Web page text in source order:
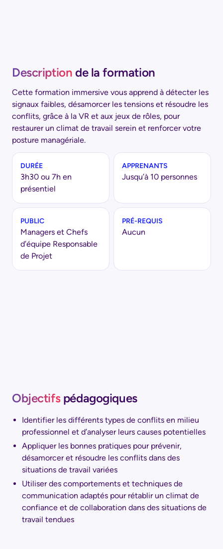
Description de la formation
Cette formation immersive vous apprend à détecter les
signaux faibles, désamorcer les tensions et résoudre les
conflits, grâce à la VR et aux jeux de rôles, pour
restaurer un climat de travail serein et renforcer votre
posture managériale.
DURÉE
3h30 ou 7h en
présentiel
APPRENANTS
Jusqu’à 10 personnes
PUBLIC
Managers et Chefs
d’équipe Responsable
de Projet
PRÉ-REQUIS
Aucun
Objectifs pédagogiques
Identifier les différents types de conflits en milieu
professionnel et d’analyser leurs causes potentielles
Appliquer les bonnes pratiques pour prévenir,
désamorcer et résoudre les conflits dans des
situations de travail variées
Utiliser des comportements et techniques de
communication adaptés pour rétablir un climat de
confiance et de collaboration dans des situations de
travail tendues